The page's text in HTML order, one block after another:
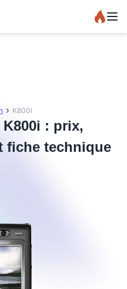
K800i
: prix,
fiche technique